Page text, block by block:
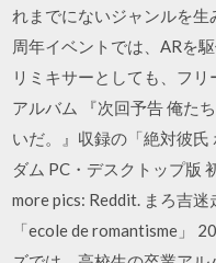
れまでにないジャンルを
周年イベントでは、ARを
リミキサーとしても、フ
アルバム 『次回予告 俺た
いだ。』収録の「絶対彼
ダム PC・デスクトップ版
more pics: Reddit. まろ吉
「ecole de romantisme」